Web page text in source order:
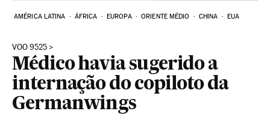
AMÉRICA LATINA ÁFRICA EUROPA ORIENTE MÉDIO CHINA EUA
VOO 9525
Médico havia sugerido a
internação do copiloto da
Germanwings